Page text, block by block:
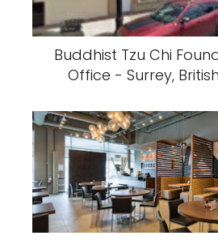
Buddhist Tzu Chi
Office - Surrey,